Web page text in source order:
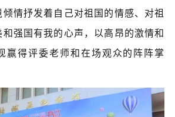
情抒发着自己对祖国的情感、对祖
强国有我的心声，以高昂的激情和
赢得评委老师和在场观众的阵阵掌